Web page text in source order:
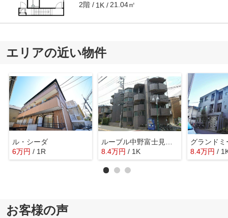
2階 1K 21.04㎡
エリアの近い物件
ル・シーダ
6万円 / 1R
8.4万円 / 1K
グランドミ
8.4万円 /
お客様の声